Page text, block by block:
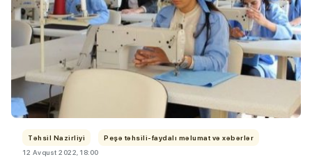
Təhsil Nazirliyi
Peşə təhsili-faydalı məlumat və xəbərlər
12 Avqust 2022, 18:00